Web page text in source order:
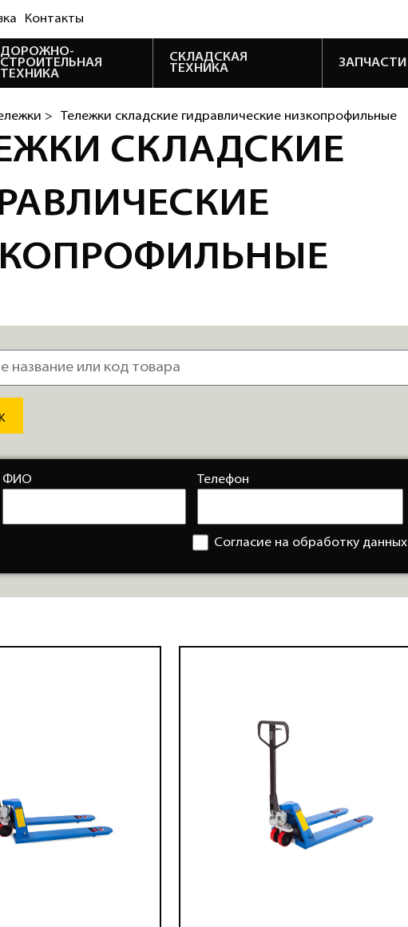
Контакты
ДОРОЖНО-
СТРОИТЕЛЬНАЯ
ТЕХНИКА
СКЛАДСКАЯ
ТЕХНИКА
ЗАПЧАСТИ
> Тележки складские гидравлические низкопрофильные
СКЛАДСКИЕ
ФИО Телефон
Согласие на обработку данных